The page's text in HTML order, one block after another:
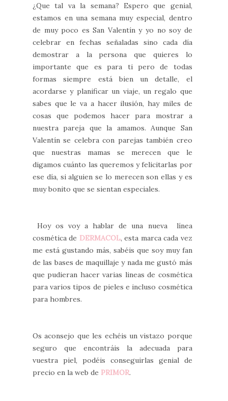
¿Que tal va la semana? Espero que genial,
estamos en una semana muy especial, dentro
de muy poco es San Valentín y yo no soy de
celebrar en fechas señaladas sino cada día
demostrar a la persona que quieres lo
importante que es para ti pero de todas
formas siempre está bien un detalle, el
acordarse y planificar un viaje, un regalo que
sabes que le va a hacer ilusión, hay miles de
cosas que podemos hacer para mostrar a
nuestra pareja que la amamos. Aunque San
Valentín se celebra con parejas también creo
que nuestras mamas se merecen que le
digamos cuánto las queremos y felicitarlas por
ese día, si alguien se lo merecen son ellas y es
muy bonito que se sientan especiales.
Hoy os voy a hablar de una nueva línea
cosmética de DERMACOL, esta marca cada vez
me está gustando más, sabéis que soy muy fan
de las bases de maquillaje y nada me gustó más
que pudieran hacer varias lineas de cosmética
para varios tipos de pieles e incluso cosmética
para hombres.
Os aconsejo que les echéis un vistazo porque
seguro que encontráis la adecuada para
vuestra piel, podéis conseguirlas genial de
precio en la web de PRIMOR.